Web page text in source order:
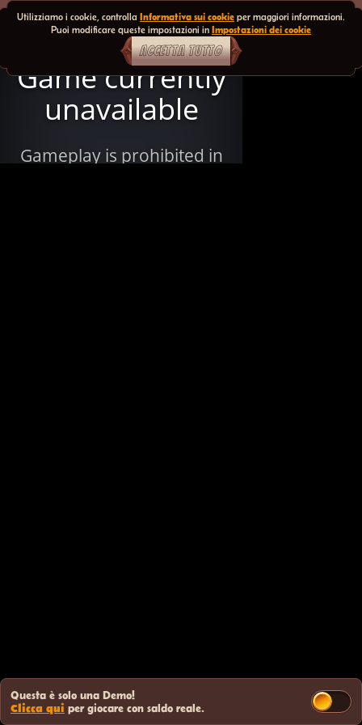
Questa è solo una Demo!
Clicca qui per giocare con saldo reale.
Utilizziamo i cookie, controlla Informativa sui cookie per maggiori informazioni.
Puoi modificare queste impostazioni in Impostazioni dei cookie
ACCETTA TUTTO